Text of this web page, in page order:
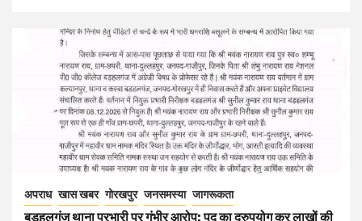
अपराध खास खबर गोरखपुर जनसमस्या जागरूकता
बड़हलगंज थाना प्रभारी पर गंभीर आरोप: पद का दुरुपयोग कर लाखों की